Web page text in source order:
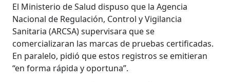
El Ministerio de Salud dispuso que la Agencia
Nacional de Regulación, Control y Vigilancia
Sanitaria (ARCSA) supervisara que se
comercializaran las marcas de pruebas certificadas.
En paralelo, pidió que estos registros se emitieran
“en forma rápida y oportuna”.